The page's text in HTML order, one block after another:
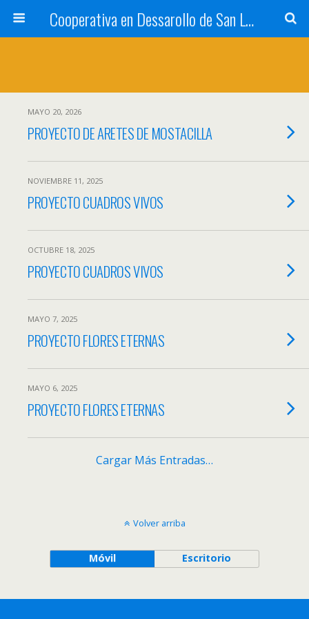
Cooperativa en Dessarollo de San Luis
MAYO 20, 2026
PROYECTO DE ARETES DE MOSTACILLA
NOVIEMBRE 11, 2025
PROYECTO CUADROS VIVOS
OCTUBRE 18, 2025
PROYECTO CUADROS VIVOS
MAYO 7, 2025
PROYECTO FLORES ETERNAS
MAYO 6, 2025
PROYECTO FLORES ETERNAS
Cargar Más Entradas…
Volver arriba
Móvil Escritorio